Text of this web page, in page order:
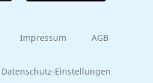
Impressum AGB
Datenschutz-Einstellungen